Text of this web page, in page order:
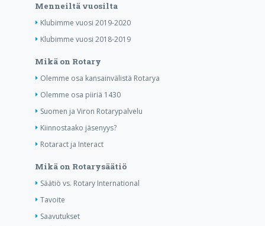
Menneiltä vuosilta
Klubimme vuosi 2019-2020
Klubimme vuosi 2018-2019
Mikä on Rotary
Olemme osa kansainvälistä Rotarya
Olemme osa piiriä 1430
Suomen ja Viron Rotarypalvelu
Kiinnostaako jäsenyys?
Rotaract ja Interact
Mikä on Rotarysäätiö
Säätiö vs. Rotary International
Tavoite
Saavutukset